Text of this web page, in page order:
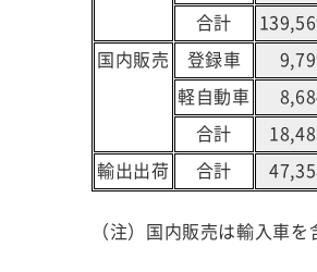
合計
国内販売 登録車
軽自動車
合計
輸出出荷 合計
（注）国内販売は輸入車を